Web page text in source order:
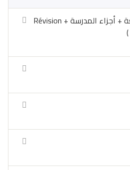
الحصة الأولى ( مراجعة + أجزاء المدرسة Révision +